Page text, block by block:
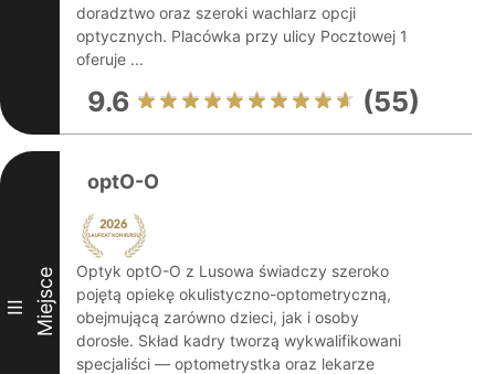
doradztwo oraz szeroki wachlarz opcji
optycznych. Placówka przy ulicy Pocztowej 1
oferuje ...
9.6 (55)
III Miejsce
optO-O
Optyk optO-O z Lusowa świadczy szeroko
pojętą opiekę okulistyczno-optometryczną,
obejmującą zarówno dzieci, jak i osoby
dorosłe. Skład kadry tworzą wykwalifikowani
specjaliści — optometrystka oraz lekarze